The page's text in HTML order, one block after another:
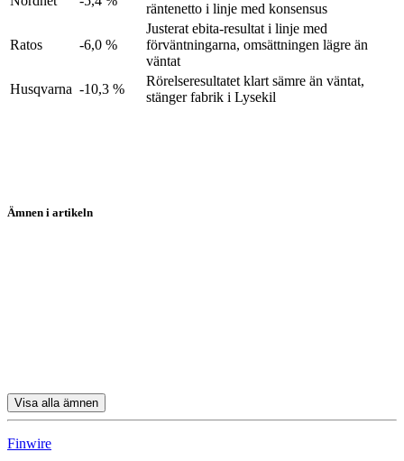
räntenetto i linje med konsensus
Ratos -6,0 %
Justerat ebita-resultat i linje med
förväntningarna, omsättningen lägre än
väntat
Husqvarna -10,3 %
Rörelseresultatet klart sämre än väntat,
stänger fabrik i Lysekil
Ämnen i artikeln
Visa alla ämnen
Finwire